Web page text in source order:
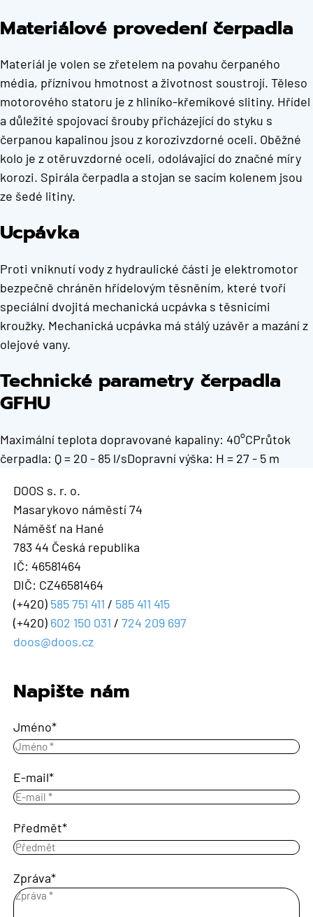
Materiálové provedení čerpadla
Materiál je volen se zřetelem na povahu čerpaného
média, příznivou hmotnost a životnost soustrojí. Těleso
motorového statoru je z hliníko-křemíkové slitiny. Hřídel
a důležité spojovací šrouby přicházející do styku s
čerpanou kapalinou jsou z korozivzdorné oceli. Oběžné
kolo je z otěruvzdorné oceli, odolávající do značné míry
korozi. Spirála čerpadla a stojan se sacím kolenem jsou
ze šedé litiny.
Ucpávka
Proti vniknutí vody z hydraulické části je elektromotor
bezpečně chráněn hřídelovým těsněním, které tvoří
speciální dvojitá mechanická ucpávka s těsnicími
kroužky. Mechanická ucpávka má stálý uzávěr a mazání z
olejové vany.
Technické parametry čerpadla
GFHU
Maximální teplota dopravované kapaliny: 40°CPrůtok
čerpadla: Q = 20 - 85 l/sDopravní výška: H = 27 - 5 m
DOOS s. r. o.
Masarykovo náměstí 74
Náměšť na Hané
783 44 Česká republika
IČ: 46581464
DIČ: CZ46581464
(+420) 585 751 411 / 585 411 415
(+420) 602 150 031 / 724 209 697
doos@doos.cz
Napište nám
Jméno
E-mail
Předmět
Zpráva